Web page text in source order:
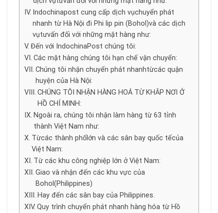
Indochinapost cung cấp dịch vụchuyển phát
nhanh từ Hà Nội đi Phi lip pin (Bohol)và các dịch
vụtưvấn đối với những mặt hàng như:
Đến với IndochinaPost chúng tôi:
Các mặt hàng chúng tôi hạn chế vận chuyển:
Chúng tôi nhận chuyển phát nhanhtừcác quận
huyện của Hà Nội:
CHÚNG TÔI NHẬN HÀNG HOÁ TỪ KHẮP NƠI Ở
HỒ CHÍ MINH:
Ngoài ra, chúng tôi nhận làm hàng từ 63 tỉnh
thành Việt Nam như:
Từcác thành phốlớn và các sân bay quốc tếcủa
Việt Nam:
Từ các khu công nghiệp lớn ở Việt Nam:
Giao và nhận đến các khu vực của
Bohol(Philippines)
Hay đến các sân bay của Philippines.
Quy trình chuyển phát nhanh hàng hóa từ Hồ